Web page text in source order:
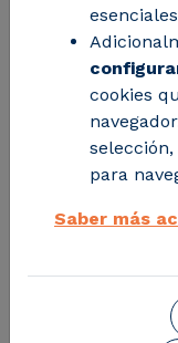
CIRCE
nueva
que el
esenciales
cookies
para
Saber más